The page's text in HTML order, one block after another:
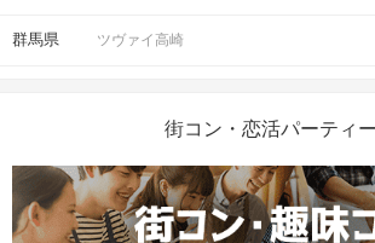
群馬県 ツヴァイ高崎
街コン・恋活パーティー